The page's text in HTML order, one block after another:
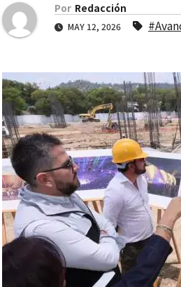
Por Redacción
MAY 12, 2026